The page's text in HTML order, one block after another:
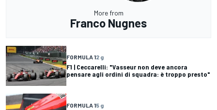
More from
Franco Nugnes
FORMULA 12 g
F1 | Ceccarelli: "Vasseur non deve ancora
pensare agli ordini di squadra: è troppo presto"
FORMULA 15 g